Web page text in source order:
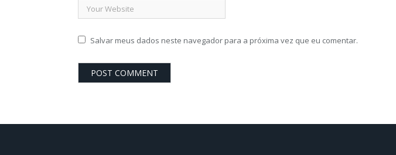
Salvar meus dados neste navegador para a próxima vez que eu comentar.